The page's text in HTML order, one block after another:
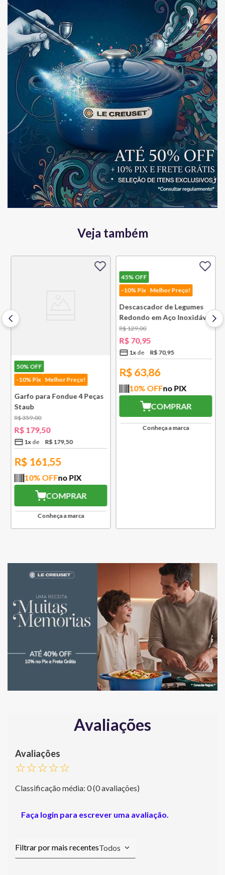
Veja também
Descascador de Legumes
Redondo em Aço Inoxidável
131 mm Bsf
R$ 129
R$70
1x
R$63,86
Conheça a marca
45%OFF
-10% Pix
Melhor Preço!
Escumadeira Rasa em Aço
R$169,00
95
1x R$92,95
Avaliações
☆☆☆☆☆
Classificação média: 0(0 avaliações)
Faça login para escrever uma avaliação.
Todos